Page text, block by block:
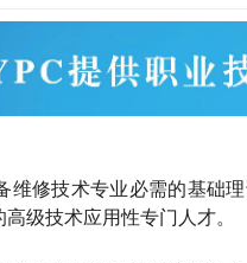
修技术专业必需的基础
级技术应用性专门人才。